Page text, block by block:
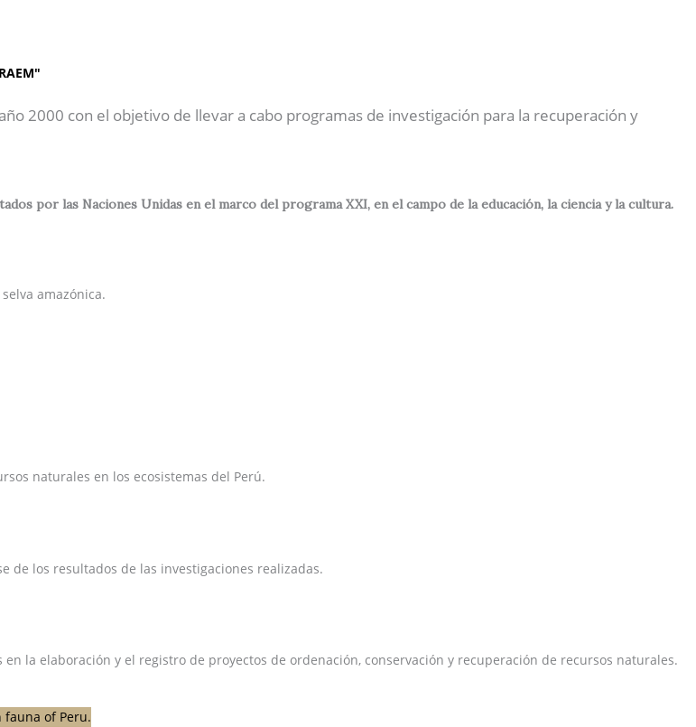
2000 con el objetivo de llevar a cabo programas de investigación para la recuperación y
por las Naciones Unidas en el marco del programa XXI, en el campo de la educación, la ciencia y la cultura.
amazónica.
naturales en los ecosistemas del Perú.
de los resultados de las investigaciones realizadas.
la elaboración y el registro de proyectos de ordenación, conservación y recuperación de recursos naturales.